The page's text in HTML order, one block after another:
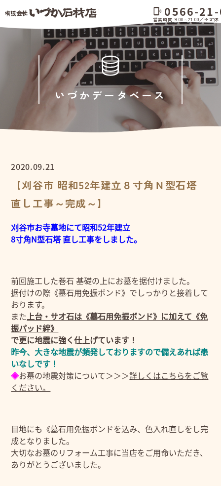
いづかデータベース
2020.09.21
【刈谷市 昭和52年建立８寸角Ｎ型石塔
直し工事～完成～】
刈谷市お寺墓地にて昭和52年建立
8寸角N型石塔 直し工事をしました。
前回施工した巻石 基礎の上にお墓を据付けました。
据付けの際《墓石用免振ボンド》でしっかりと接着して
おります。
また 上台・サオ石は《墓石用免振ボンド》に加えて《免
振パッド絆》
で更に地震に強く仕上げています！
昨今、大きな地震が頻発しておりますので備えあれば患
いなしです！
◈お墓の地震対策について＞＞＞詳しくはこちらをご覧
ください。
目地にも《墓石用免振ボンドを込み、色入れ直しをし完
成となりました。
大切なお墓のリフォーム工事に当店をご用命いただき、
ありがとうございました。
phonelink_ring 0566-
営業時間 9:00～21:00／不定休